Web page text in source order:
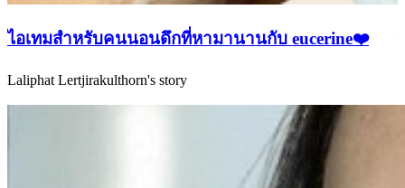
ไอเทมสำหรับคนนอนดึกที่หามานานกับ eucerine❤️
Laliphat Lertjirakulthorn's story